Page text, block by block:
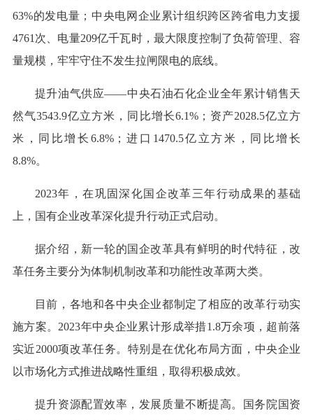
63%的发电量；中央电网企业累计组织跨区跨省电力支援
4761次、电量209亿千瓦时，最大限度控制了负荷管理、容
量规模，牢牢守住不发生拉闸限电的底线。
提升油气供应——中央石油石化企业全年累计销售天
然气3543.9亿立方米，同比增长6.1%；资产2028.5亿立方
米，同比增长6.8%；进口1470.5亿立方米，同比增长
8.8%。
2023年，在巩固深化国企改革三年行动成果的基础
上，国有企业改革深化提升行动正式启动。
据介绍，新一轮的国企改革具有鲜明的时代特征，改
革任务主要分为体制机制改革和功能性改革两大类。
目前，各地和各中央企业都制定了相应的改革行动实
施方案。2023年中央企业累计形成举措1.8万余项，超前落
实近2000项改革任务。特别是在优化布局方面，中央企业
以市场化方式推进战略性重组，取得积极成效。
提升资源配置效率，发展质量不断提高。国务院国资